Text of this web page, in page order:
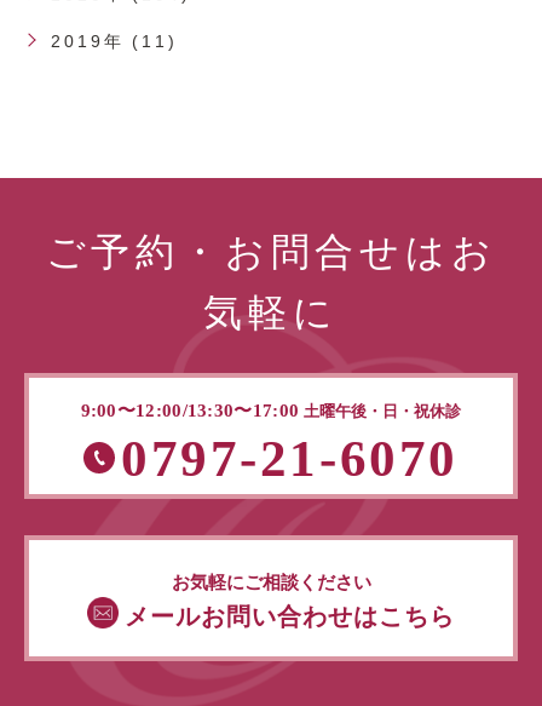
2019年 (11)
ご予約・お問合せはお
気軽に
9:00〜12:00/13:30〜17:00 土曜午後・日・祝休診
0797-21-6070
お気軽にご相談ください
メールお問い合わせはこちら